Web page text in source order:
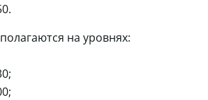
на уровнях: